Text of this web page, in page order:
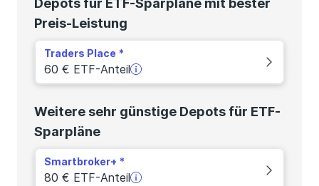
Depots für ETF-Sparpläne mit bester
Preis-Leistung
Traders Place
60 € ETF-Anteil
Weitere sehr günstige Depots für ETF-
Sparpläne
Smartbroker+
80 € ETF-Anteil